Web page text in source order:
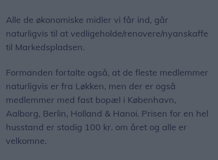
Alle de økonomiske midler vi får ind, går
naturligvis til at vedligeholde/renovere/nyanskaffe
til Markedspladsen.
Formanden fortalte også, at de fleste medlemmer
naturligvis er fra Løkken, men der er også
medlemmer med fast bopæl i København,
Aalborg, Berlin, Holland & Hanoi. Prisen for en hel
husstand er stadig 100 kr. om året og alle er
velkomne.